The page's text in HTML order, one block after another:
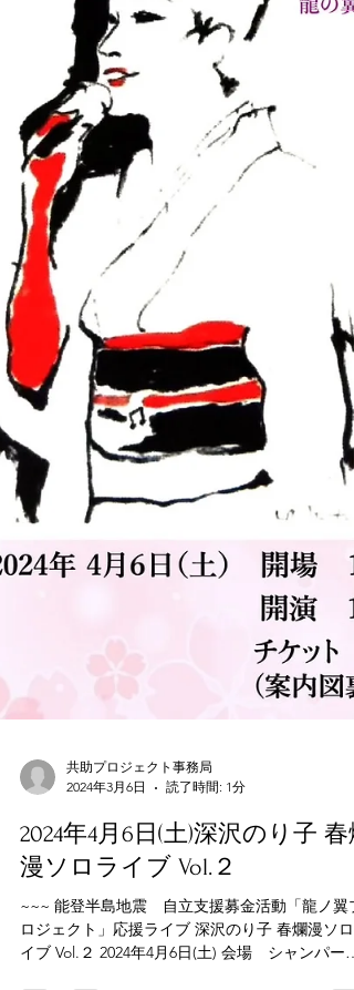
2024年3月6日
読了時間: 1分
2024年4月6日(土)深沢のり子 春
漫ソロライブ Vol.２
~~~ 能登半島地震 自立支援募金活動「龍ノ翼プ
ロジェクト」応援ライブ 深沢のり子 春爛漫ソロ